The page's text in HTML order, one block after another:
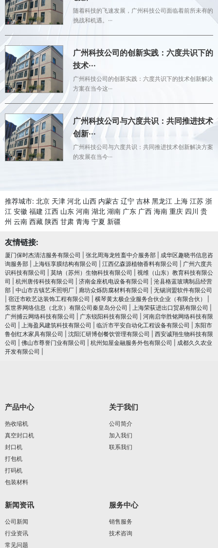
随着科技的飞速发展，广州科技公司面临着前所未有的
挑战和机遇。···
广州科技公司的创新实践：六度共识下的
技术···
广州科技公司的创新实践：六度共识下的技术创新解决
方案在当今这···
广州科技公司与六度共识：共同推进技术
创新···
广州科技公司与六度共识：共同推进技术创新解决方案
的发展在当今···
推荐城市: 北京 天津 河北 山西 内蒙古 辽宁 吉林 黑龙江 上海 江苏 浙
江 安徽 福建 江西 山东 河南 湖北 湖南 广东 广西 海南 重庆 四川 贵
州 云南 西藏 陕西 甘肃 青海 宁夏 新疆
友情链接:
厦门保时杰清洁服务有限公司 张北周海龙牲畜中介服务部
成华区趣晓书信息咨
询服务部
上海钰享膜结构有限公司 江西亿森源植物香料有限公司
广州六度共
识科技有限公司
莫纳（苏州）生物科技有限公司
视维（山东）教育科技有限公
司
杭州唐传科技有限公司 济南金座机电设备有限公司
沧县格蓝玻璃制品经营
部
中山市古镇艺禾照明厂 廊坊众烁防腐材料有限公司
无锡润盟软件有限公司
宿迁市欧艺达装饰工程有限公司 横琴黄太极企业服务合伙企业（有限合伙）
泵世界网络信息（北京）有限公司秦皇岛分公司
上海荣荻进出口贸易有限公司
广州捕云网络科技有限公司
广东锐阳科技有限公司
河南启华胜铭网络科技有限
公司
上海盈风建筑科技有限公司 临沂市平安自动化工程设备有限公司
东阳市
鲁创红木家具有限公司
沈阳汇研博创餐饮管理有限公司
西安诚翔生物科技有限
公司
佛山市尊誉门业有限公司 杭州知屋金融服务外包有限公司
成都久久农业
开发有限公司
产品中心
热收缩机
真空封口机
封口机
打包机
打码机
包装材料
关于我们
公司简介
加入我们
联系我们
新闻资讯
公司新闻
行业资讯
常见问题
服务中心
销售服务
技术咨询